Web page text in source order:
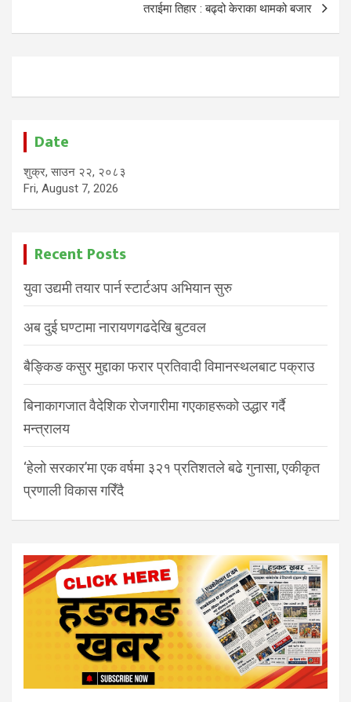
तराईमा तिहार : बढ्दो केराका थामको बजार
Date
शुक्र, साउन २२, २०८३
Fri, August 7, 2026
Recent Posts
युवा उद्यमी तयार पार्न स्टार्टअप अभियान सुरु
अब दुई घण्टामा नारायणगढदेखि बुटवल
बैङ्किङ कसुर मुद्दाका फरार प्रतिवादी विमानस्थलबाट पक्राउ
बिनाकागजात वैदेशिक रोजगारीमा गएकाहरूको उद्धार गर्दै
मन्त्रालय
‘हेलो सरकार’मा एक वर्षमा ३२१ प्रतिशतले बढे गुनासा, एकीकृत
प्रणाली विकास गरिँदै